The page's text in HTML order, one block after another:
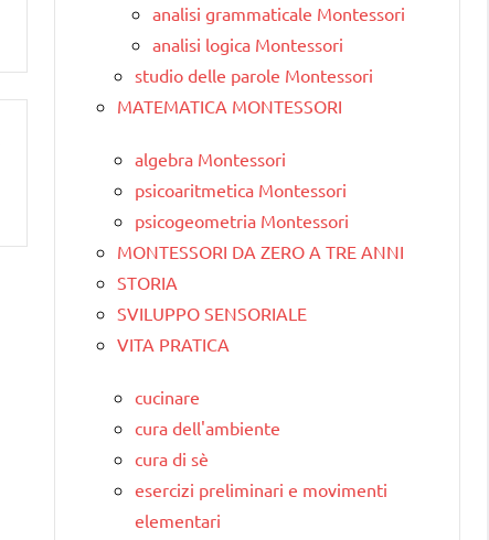
analisi grammaticale Montessori
analisi logica Montessori
studio delle parole Montessori
MATEMATICA MONTESSORI
algebra Montessori
psicoaritmetica Montessori
psicogeometria Montessori
MONTESSORI DA ZERO A TRE ANNI
STORIA
SVILUPPO SENSORIALE
VITA PRATICA
cucinare
cura dell'ambiente
cura di sè
esercizi preliminari e movimenti
elementari